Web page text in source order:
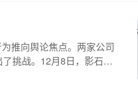
为推向舆论焦点。两家公司
挑战。12月8日，影石创